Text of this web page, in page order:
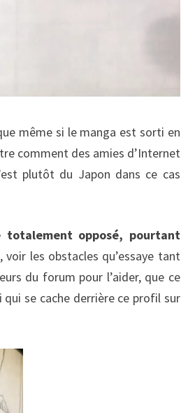
même si le manga est sorti en
comment des amies d’Internet
plutôt du Japon dans ce cas
totalement opposé, pourtant
, voir les obstacles qu’essaye tant
du forum pour l’aider, que ce
se cache derrière ce profil sur